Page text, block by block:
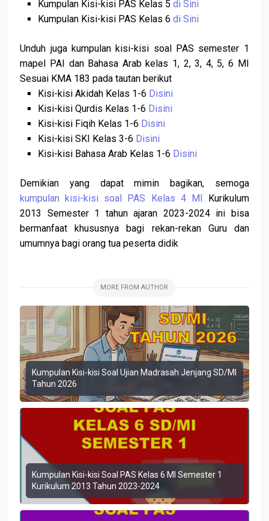
Kumpulan Kisi-kisi PAS Kelas 5 di Sini
Kumpulan Kisi-kisi PAS Kelas 6 di Sini
Unduh juga kumpulan kisi-kisi soal PAS semester 1
mapel PAI dan Bahasa Arab kelas 1, 2, 3, 4, 5, 6 MI
Sesuai KMA 183 pada tautan berikut
Kisi-kisi Akidah Kelas 1-6 Disini
Kisi-kisi Qurdis Kelas 1-6 Disini
Kisi-kisi Fiqih Kelas 1-6 Disini
Kisi-kisi SKI Kelas 3-6 Disini
Kisi-kisi Bahasa Arab Kelas 1-6 Disini
Demikian yang dapat mimin bagikan, semoga
kumpulan kisi-kisi soal PAS Kelas 4 MI Kurikulum
2013 Semester 1 tahun ajaran 2023-2024 ini bisa
bermanfaat khususnya bagi rekan-rekan Guru dan
umumnya bagi orang tua peserta didik
MORE FROM AUTHOR
Kumpulan Kisi-kisi Soal Ujian Madrasah Jenjang SD/MI
Tahun 2026
Kumpulan Kisi-kisi Soal PAS Kelas 6 MI Semester 1
Kurikulum 2013 Tahun 2023-2024